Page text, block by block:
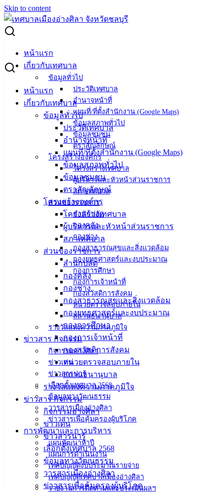
Skip to content
หน้าแรก
เกี่ยวกับเทศบาล
ข้อมูลทั่วไป
ประวัติเทศบาล
อำนาจหน้าที่
แผนที่/ที่ตั้งสำนักงาน (Google Maps)
ข้อมูลสภาพทั่วไป
ข้อมูลชุมชน
ตราสัญลักษณ์
โครงสร้างองค์กร
โครงสร้างเทศบาล
ผู้บริหารและหัวหน้าส่วนราชการ
สภาเทศบาล
ส่วนของราชการ
สำนักปลัด
กองคลัง
กองช่าง
กองสาธารณสุขและสิ่งแวดล้อม
กองยุทธศาสตร์และงบประมาณ
กองการศึกษา
กองการเจ้าหน้าที่
กองสวัสดิการสังคม
หน่วยตรวจสอบภายใน
สถานธนานุบาล
รางวัลแห่งความภาคภูมิใจ
ข่าวสาร กิจกรรม
กิจกรรมอ่างศิลา
ข่าวเด่น
ข่าวสารน่ารู้
เลือกตั้งเทศบาล 2568
ข้อมูลทางวัฒนธรรม
วารสารเมืองอ่างศิลา
ข่าวสารเพื่อคุ้มครองผู้บริโภค
การพัฒนาและการบริหาร
แผนพัฒนาห้าปี
แผนการดำเนินงาน
เทศบัญญัติงบประมาณรายจ่าย
เทศบัญญัติเทศบาลเมืองอ่างศิลา
รายงานการติดตามและประเมินผลฯ
หน้าแรก
เกี่ยวกับเทศบาล
ข้อมูลทั่วไป
ประวัติเทศบาล
อำนาจหน้าที่
แผนที่/ที่ตั้งสำนักงาน (Google Maps)
ข้อมูลสภาพทั่วไป
ข้อมูลชุมชน
ตราสัญลักษณ์
โครงสร้างองค์กร
โครงสร้างเทศบาล
ผู้บริหารและหัวหน้าส่วนราชการ
สภาเทศบาล
ส่วนของราชการ
สำนักปลัด
กองคลัง
กองช่าง
กองสาธารณสุขและสิ่งแวดล้อม
กองยุทธศาสตร์และงบประมาณ
กองการศึกษา
กองการเจ้าหน้าที่
กองสวัสดิการสังคม
หน่วยตรวจสอบภายใน
สถานธนานุบาล
รางวัลแห่งความภาคภูมิใจ
ข่าวสาร กิจกรรม
กิจกรรมอ่างศิลา
ข่าวเด่น
ข่าวสารน่ารู้
เลือกตั้งเทศบาล 2568
ข้อมูลทางวัฒนธรรม
วารสารเมืองอ่างศิลา
ข่าวสารเพื่อคุ้มครองผู้บริโภค
Search for:
“กองทุนสวัสดิการผู้ด้อยโอกาส ผู้พิการ ผู้ป่วยติดเตียง และผู้
ยากไร้ ในเขตเทศบาลเมืองอ่างศิลา” รับมอบเครื่องอุปโภค
บริโภค จากวัดโกมุทรัตนาราม
“กองทุนสวัสดิการผู้ด้อยโอกาส ผู้พิการ ผู้
ป่วยติดเตียง และผู้ยากไร้ ในเขตเทศบาล
เมืองอ่างศิลา” รับมอบเครื่องอุปโภค
บริโภค จากวัดโกมุทรัตนาราม
กรกฎาคม 30, 2025สิงหาคม 6, 2025
vichakarn2#
กิจกรรมอ่างศิลา,ข่าวสารน่ารู้
นายสุทธิ กลมกล่อม รองนายกเทศมนตรีเมืองอ่างศิลา เป็นผู้
แทน “กองทุนสวัสดิการผู้ด้อยโอกาส ผู้พิการ ผู้ป่วยติดเตียง และ
ผู้ยากไร้ ในเขตเทศบาลเมืองอ่างศิลา” รับมอบเครื่องอุปโภค
บริโภค จากวัดโกมุทรัตนาราม ต.อ่างศิลา อ.เมืองชลบุรี
จ.ชลบุรี ที่บริจาคให้กับกองทุนฯ เพื่อนำไปช่วยเหลือ เยี่ยมเยียน
ประชาชนผู้ด้อยโอกาส ผู้พิการ ผู้ป่วยติดเตียง และผู้ยากไร้ ใน
เขตเทศบาลเมืองอ่างศิลา
เทศบาล
เมืองอ่าง
สำนักงาน
เทศบาลเมือง
อ่างศิลา 90/338
ม.3 ต.เสม็ด
อ.เมือง จ.ชลบุรี